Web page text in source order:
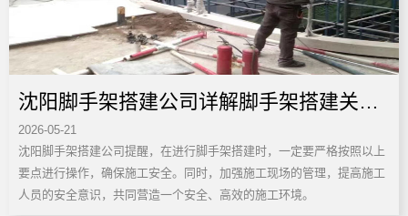
沈阳脚手架搭建公司详解脚手架搭建关键
要点
2026-05-21
沈阳脚手架搭建公司提醒，在进行脚手架搭建时，一定要严格按照以上
要点进行操作，确保施工安全。同时，加强施工现场的管理，提高施工
人员的安全意识，共同营造一个安全、高效的施工环境。